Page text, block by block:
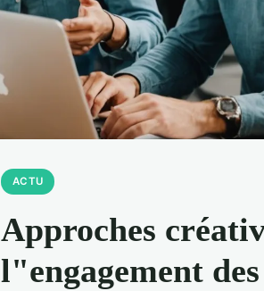
ACTU
Approches
l"engagement